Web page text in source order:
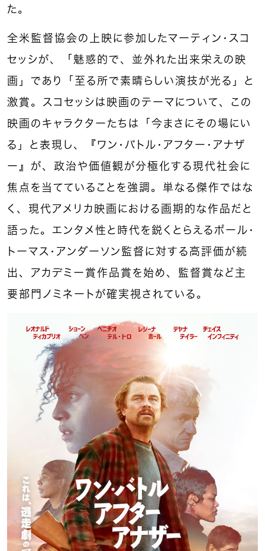
た。
全米監督協会の上映に参加したマーティン・スコ
セッシが、「魅惑的で、並外れた出来栄えの映
画」であり「至る所で素晴らしい演技が光る」と
激賞。スコセッシは映画のテーマについて、この
映画のキャラクターたちは「今まさにその場にい
る」と表現し、『ワン・バトル・アフター・アナザ
ー』が、政治や価値観が分極化する現代社会に
焦点を当てていることを強調。単なる傑作ではな
く、現代アメリカ映画における画期的な作品だと
語った。エンタメ性と時代を鋭くとらえるポール・
トーマス・アンダーソン監督に対する高評価が続
出、アカデミー賞作品賞を始め、監督賞など主
要部門ノミネートが確実視されている。